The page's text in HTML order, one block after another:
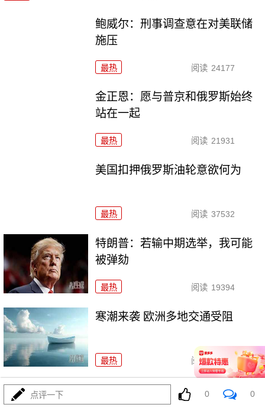
鲍威尔：刑事调查意在对美联储
施压
最热 阅读 24177
金正恩：愿与普京和俄罗斯始终
站在一起
最热 阅读 21931
美国扣押俄罗斯油轮意欲何为
最热 阅读 37532
特朗普：若输中期选举，我可能
被弹劾
最热 阅读 19394
寒潮来袭 欧洲多地交通受阻
最热 阅读 26565
外交部回应美方关于中国军事演
习的言论
点评一下 0 0